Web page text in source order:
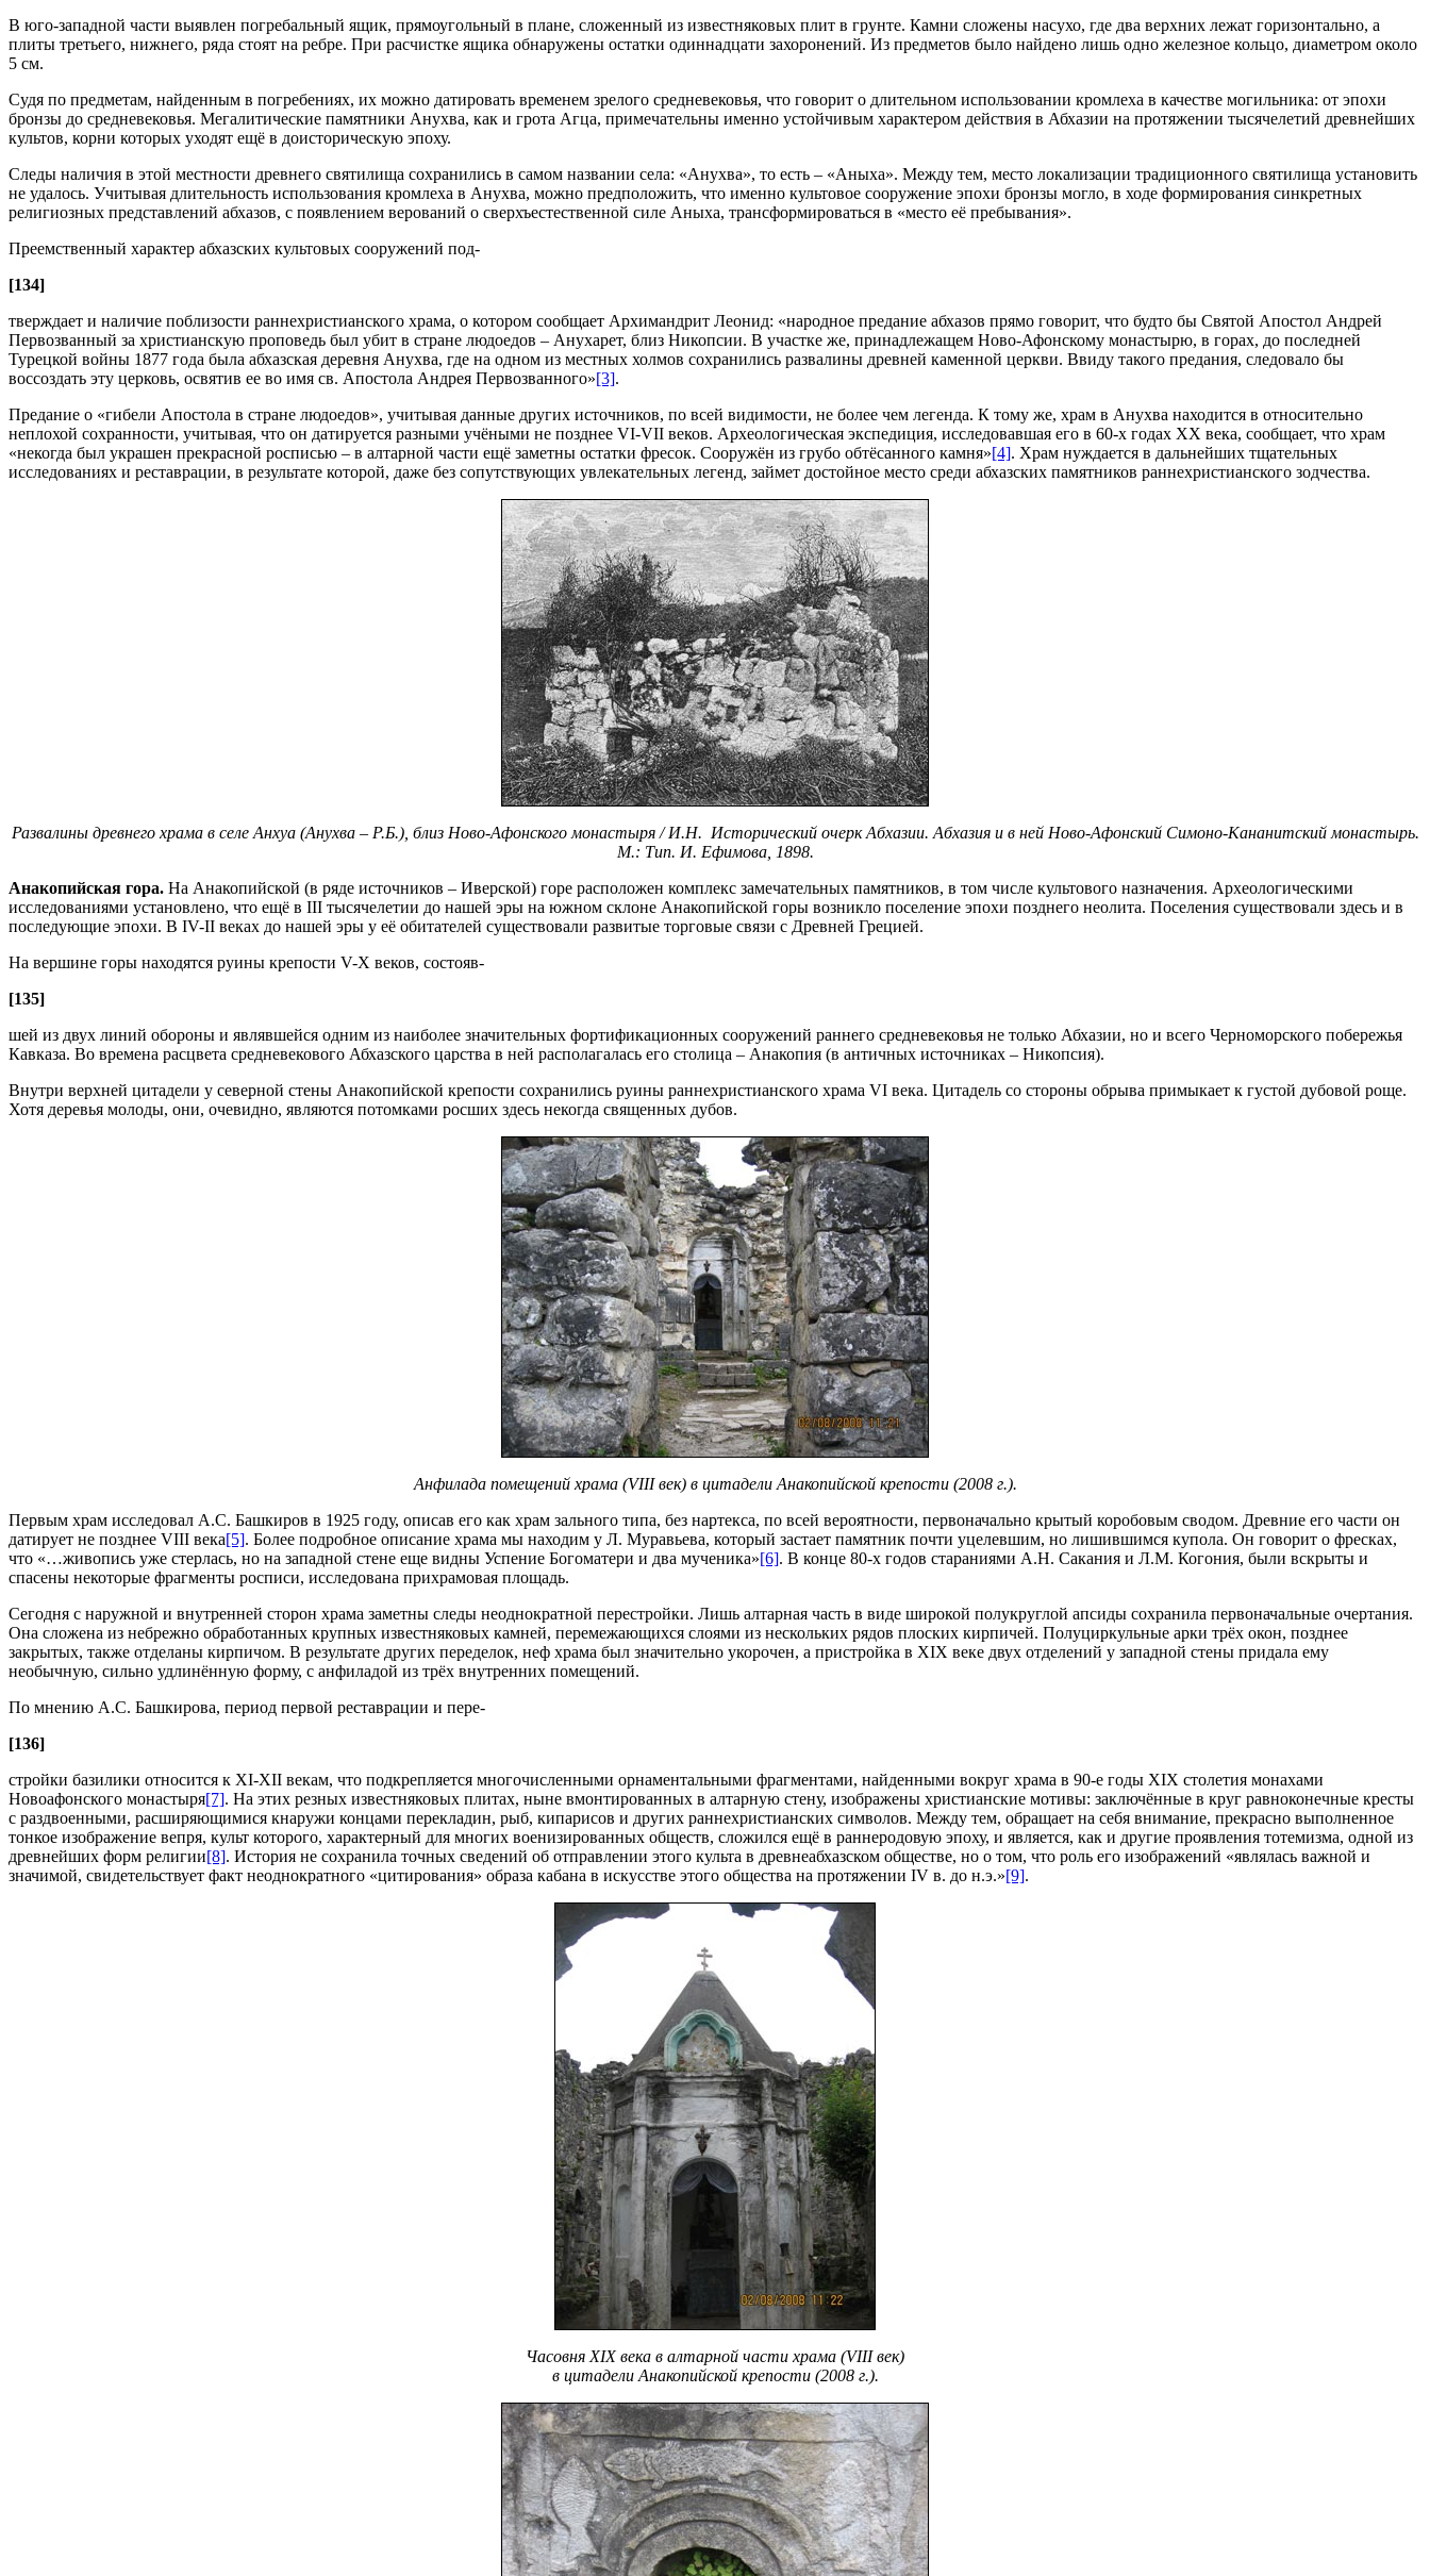
В юго-западной части выявлен погребальный ящик, прямоугольный в плане, сложенный из известняковых плит в грунте. Камни сложены насухо, где два верхних лежат горизонтально, а
плиты третьего, нижнего, ряда стоят на ребре. При расчистке ящика обнаружены остатки одиннадцати захоронений. Из предметов было найдено лишь одно железное кольцо, диаметром около
5 см.
Судя по предметам, найденным в погребениях, их можно датировать временем зрелого средневековья, что говорит о длительном использовании кромлеха в качестве могильника: от эпохи
бронзы до средневековья. Мегалитические памятники Анухва, как и грота Агца, примечательны именно устойчивым характером действия в Абхазии на протяжении тысячелетий древнейших
культов, корни которых уходят ещё в доисторическую эпоху.
Следы наличия в этой местности древнего святилища сохранились в самом названии села: «Анухва», то есть – «Аныха». Между тем, место локализации традиционного святилища установить
не удалось. Учитывая длительность использования кромлеха в Анухва, можно предположить, что именно культовое сооружение эпохи бронзы могло, в ходе формирования синкретных
религиозных представлений абхазов, с появлением верований о сверхъестественной силе Аныха, трансформироваться в «место её пребывания».
Преемственный характер абхазских культовых сооружений под-
[134]
тверждает и наличие поблизости раннехристианского храма, о котором сообщает Архимандрит Леонид: «народное предание абхазов прямо говорит, что будто бы Святой Апостол Андрей
Первозванный за христианскую проповедь был убит в стране людоедов – Анухарет, близ Никопсии. В участке же, принадлежащем Ново-Афонскому монастырю, в горах, до последней
Турецкой войны 1877 года была абхазская деревня Анухва, где на одном из местных холмов сохранились развалины древней каменной церкви. Ввиду такого предания, следовало бы
воссоздать эту церковь, освятив ее во имя св. Апостола Андрея Первозванного»[3].
Предание о «гибели Апостола в стране людоедов», учитывая данные других источников, по всей видимости, не более чем легенда. К тому же, храм в Анухва находится в относительно
неплохой сохранности, учитывая, что он датируется разными учёными не позднее VI-VII веков. Археологическая экспедиция, исследовавшая его в 60-х годах ХХ века, сообщает, что храм
«некогда был украшен прекрасной росписью – в алтарной части ещё заметны остатки фресок. Сооружён из грубо обтёсанного камня»[4]. Храм нуждается в дальнейших тщательных
исследованиях и реставрации, в результате которой, даже без сопутствующих увлекательных легенд, займет достойное место среди абхазских памятников раннехристианского зодчества.
Развалины древнего храма в селе Анхуа (Анухва – Р.Б.), близ Ново-Афонского монастыря / И.Н. Исторический очерк Абхазии. Абхазия и в ней Ново-Афонский Симоно-Кананитский монастырь.
М.: Тип. И. Ефимова, 1898.
Анакопийская гора. На Анакопийской (в ряде источников – Иверской) горе расположен комплекс замечательных памятников, в том числе культового назначения. Археологическими
исследованиями установлено, что ещё в III тысячелетии до нашей эры на южном склоне Анакопийской горы возникло поселение эпохи позднего неолита. Поселения существовали здесь и в
последующие эпохи. В IV-II веках до нашей эры у её обитателей существовали развитые торговые связи с Древней Грецией.
На вершине горы находятся руины крепости V-X веков, состояв-
[135]
шей из двух линий обороны и являвшейся одним из наиболее значительных фортификационных сооружений раннего средневековья не только Абхазии, но и всего Черноморского побережья
Кавказа. Во времена расцвета средневекового Абхазского царства в ней располагалась его столица – Анакопия (в античных источниках – Никопсия).
Внутри верхней цитадели у северной стены Анакопийской крепости сохранились руины раннехристианского храма VI века. Цитадель со стороны обрыва примыкает к густой дубовой роще.
Хотя деревья молоды, они, очевидно, являются потомками росших здесь некогда священных дубов.
Анфилада помещений храма (VIII век) в цитадели Анакопийской крепости (2008 г.).
Первым храм исследовал А.С. Башкиров в 1925 году, описав его как храм зального типа, без нартекса, по всей вероятности, первоначально крытый коробовым сводом. Древние его части он
датирует не позднее VIII века[5]. Более подробное описание храма мы находим у Л. Муравьева, который застает памятник почти уцелевшим, но лишившимся купола. Он говорит о фресках,
что «…живопись уже стерлась, но на западной стене еще видны Успение Богоматери и два мученика»[6]. В конце 80-х годов стараниями А.Н. Сакания и Л.М. Когония, были вскрыты и
спасены некоторые фрагменты росписи, исследована прихрамовая площадь.
Сегодня с наружной и внутренней сторон храма заметны следы неоднократной перестройки. Лишь алтарная часть в виде широкой полукруглой апсиды сохранила первоначальные очертания.
Она сложена из небрежно обработанных крупных известняковых камней, перемежающихся слоями из нескольких рядов плоских кирпичей. Полуциркульные арки трёх окон, позднее
закрытых, также отделаны кирпичом. В результате других переделок, неф храма был значительно укорочен, а пристройка в XIX веке двух отделений у западной стены придала ему
необычную, сильно удлинённую форму, с анфиладой из трёх внутренних помещений.
По мнению А.С. Башкирова, период первой реставрации и пере-
[136]
стройки базилики относится к XI-XII векам, что подкрепляется многочисленными орнаментальными фрагментами, найденными вокруг храма в 90-е годы XIX столетия монахами
Новоафонского монастыря[7]. На этих резных известняковых плитах, ныне вмонтированных в алтарную стену, изображены христианские мотивы: заключённые в круг равноконечные кресты
с раздвоенными, расширяющимися кнаружи концами перекладин, рыб, кипарисов и других раннехристианских символов. Между тем, обращает на себя внимание, прекрасно выполненное
тонкое изображение вепря, культ которого, характерный для многих военизированных обществ, сложился ещё в раннеродовую эпоху, и является, как и другие проявления тотемизма, одной из
древнейших форм религии[8]. История не сохранила точных сведений об отправлении этого культа в древнеабхазском обществе, но о том, что роль его изображений «являлась важной и
значимой, свидетельствует факт неоднократного «цитирования» образа кабана в искусстве этого общества на протяжении IV в. до н.э.»[9].
Часовня XIX века в алтарной части храма (VIII век)
в цитадели Анакопийской крепости (2008 г.).